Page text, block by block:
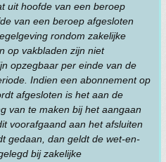
uit hoofde van een beroep
van een beroep afgesloten
rondom zakelijke
op vakbladen zijn niet
opzegbaar per einde van de
Indien een abonnement op
afgesloten is het aan de
van te maken bij het aangaan
voorafgaand aan het afsluiten
gedaan, dan geldt de wet-en-
bij zakelijke